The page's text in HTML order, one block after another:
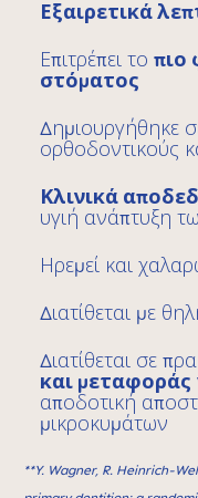
Εξαιρετικά
Επιτρέπει το πιο
στόματος
Δημιουργήθηκε
ορθοδοντικούς
Κλινικά
υγιή ανάπτυξη
Ηρεμεί και
Διατίθεται με
Διατίθεται σε
και μεταφοράς
αποδοτική
μικροκυμάτων
**Y. Wagner, R. Heinrich-